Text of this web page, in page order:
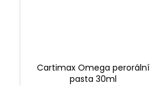
Cartimax Omega perorální
pasta 30ml